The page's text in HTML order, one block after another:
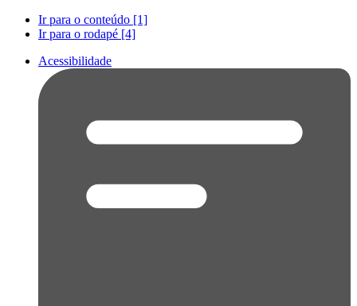
Ir para o conteúdo [1]
Ir para o rodapé [4]
Acessibilidade